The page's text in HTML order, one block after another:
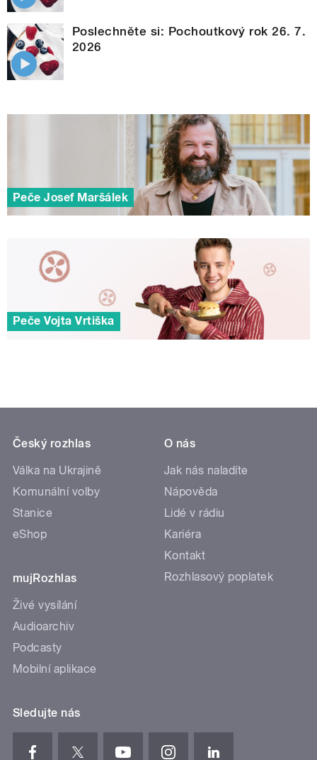
Poslechněte si: Pochoutkový rok 26. 7.
2026
Peče Josef Maršálek
Peče Vojta Vrtiška
Český rozhlas
Válka na Ukrajině
Komunální volby
Stanice
eShop
mujRozhlas
Živé vysílání
Audioarchiv
Podcasty
Mobilní aplikace
O nás
Jak nás naladíte
Nápověda
Lidé v rádiu
Kariéra
Kontakt
Rozhlasový poplatek
Sledujte nás